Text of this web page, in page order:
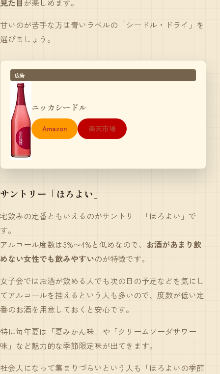
甘いのが苦手な方は青いラベルの「シードル・ドライ」を
選びましょう。
広告
ニッカシードル
Amazon 楽天市場
サントリー「ほろよい」
宅飲みの定番ともいえるのがサントリー「ほろよい」で
す。
アルコール度数は3%〜4%と低めなので、 お酒があまり飲
めない女性でも飲みやすいのが特徴です。
女子会ではお酒が飲める人でも次の日の予定などを気にし
てアルコールを控えるという人も多いので、度数が低い定
番のお酒を用意しておくと安心です。
特に毎年夏は「夏みかん味」や「クリームソーダサワー
味」など魅力的な季節限定味が出てきます。
社会人になって集まりづらいという人も「ほろよいの季節